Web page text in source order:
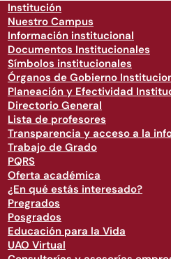
Institución
Nuestro Campus
Información institucional
Documentos Institucionales
Símbolos institucionales
Órganos de Gobierno
Planeación y Efectividad
Directorio General
Lista de profesores
Transparencia y acceso a la
Trabajo de Grado
PQRS
Oferta académica
¿En qué estás interesado?
Pregrados
Posgrados
Educación para la Vida
UAO Virtual